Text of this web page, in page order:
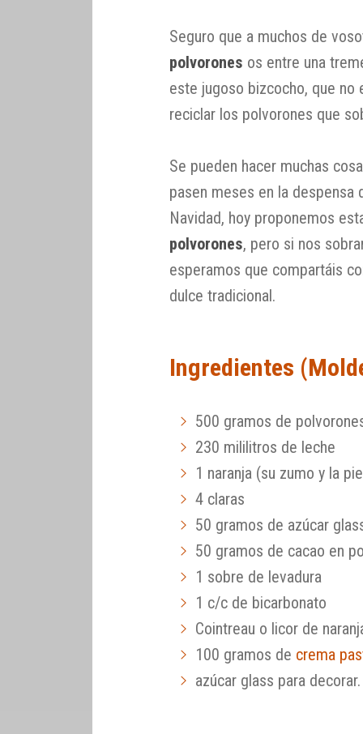
Seguro que a muchos de
polvorones os entre una
este jugoso bizcocho, que no
reciclar los polvorones que
Se pueden hacer muchas
pasen meses en la
Navidad, hoy proponemos
polvorones, pero si nos
esperamos que compartáis
dulce tradicional.
Ingredientes
500 gramos de
230 mililitros de leche
1 naranja (su zumo y la
4 claras
50 gramos de azúcar
50 gramos de cacao en
1 sobre de levadura
1 c/c de bicarbonato
Cointreau o licor de
100 gramos de crema
azúcar glass para decorar.